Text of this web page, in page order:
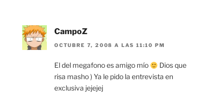
CampoZ
OCTUBRE 7, 2008 A LAS 11:10 PM
El del megafono es amigo mío
Dios que
risa masho ) Ya le pido la entrevista en
exclusiva jejejej